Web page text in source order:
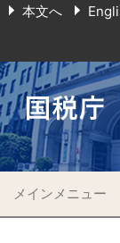
本文へ
メインメニュー